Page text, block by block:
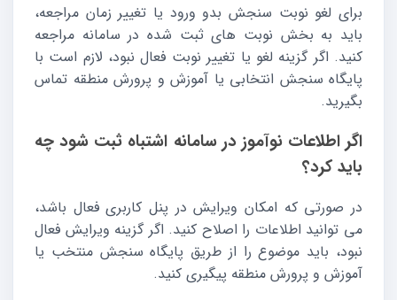
برای لغو نوبت سنجش بدو ورود یا تغییر زمان مراجعه،
باید به بخش نوبت های ثبت شده در سامانه مراجعه
کنید. اگر گزینه لغو یا تغییر نوبت فعال نبود، لازم است با
پایگاه سنجش انتخابی یا آموزش و پرورش منطقه تماس
بگیرید.
اگر اطلاعات نوآموز در سامانه اشتباه ثبت شود چه
باید کرد؟
در صورتی که امکان ویرایش در پنل کاربری فعال باشد،
می توانید اطلاعات را اصلاح کنید. اگر گزینه ویرایش فعال
نبود، باید موضوع را از طریق پایگاه سنجش منتخب یا
آموزش و پرورش منطقه پیگیری کنید.